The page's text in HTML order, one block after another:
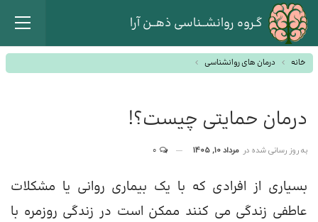
گـروه روانشــناسی ذهــن آرا
خانه درمان های روانشناسی
درمان حمایتی چیست؟!
به روز رسانی شده در مرداد 10, 1405
بسیاری از افرادی که با یک بیماری روانی یا مشکلات
عاطفی زندگی می کنند ممکن است در زندگی روزمره با